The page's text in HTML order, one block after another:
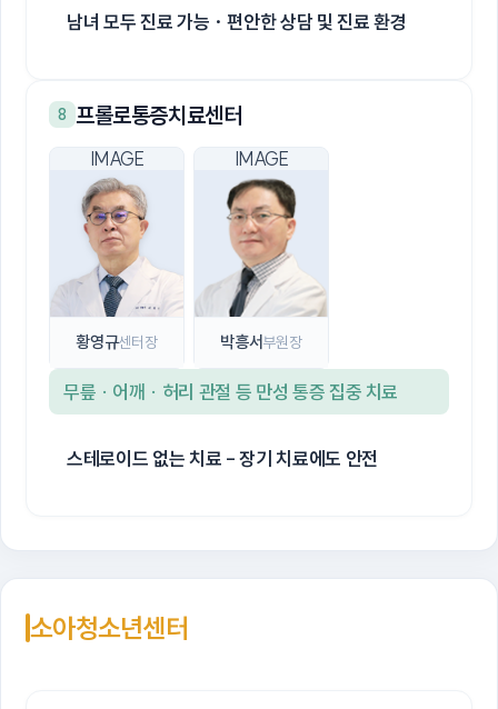
남녀 모두 진료 가능 · 편안한 상담 및 진료 환경
8 프롤로통증치료센터
황영규센터장 박흥서부원장
무릎 · 어깨 · 허리 관절 등 만성 통증 집중 치료
스테로이드 없는 치료 - 장기 치료에도 안전
소아청소년센터